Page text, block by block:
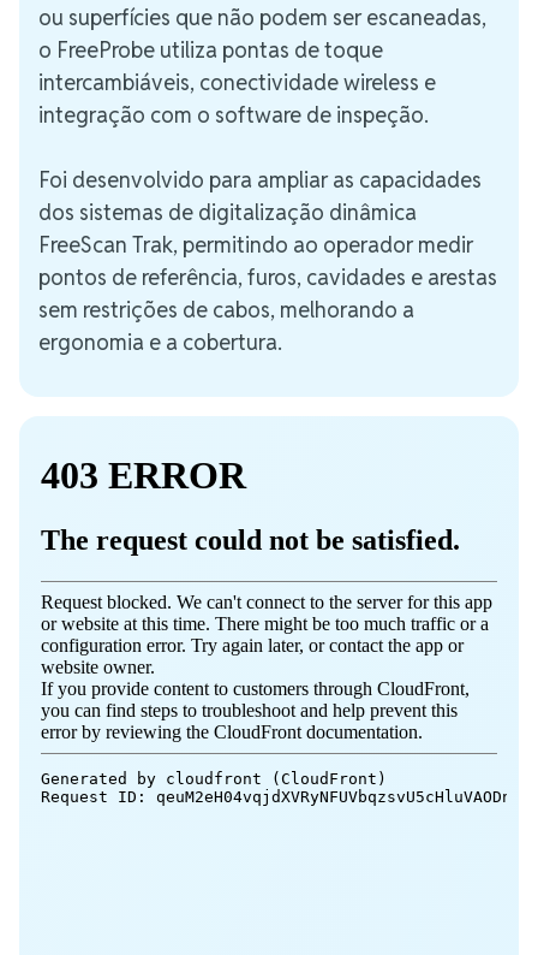
ou superfícies que não podem ser escaneadas,
o FreeProbe utiliza pontas de toque
intercambiáveis, conectividade wireless e
integração com o software de inspeção.
Foi desenvolvido para ampliar as capacidades
dos sistemas de digitalização dinâmica
FreeScan Trak, permitindo ao operador medir
pontos de referência, furos, cavidades e arestas
sem restrições de cabos, melhorando a
ergonomia e a cobertura.